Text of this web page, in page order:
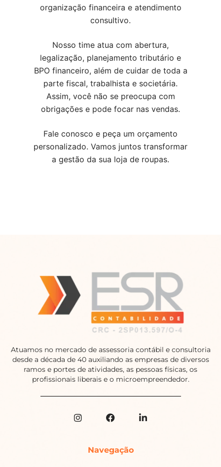
organização financeira e atendimento
consultivo.
Nosso time atua com abertura,
legalização, planejamento tributário e
BPO financeiro, além de cuidar de toda a
parte fiscal, trabalhista e societária.
Assim, você não se preocupa com
obrigações e pode focar nas vendas.
Fale conosco e peça um orçamento
personalizado. Vamos juntos transformar
a gestão da sua loja de roupas.
Atuamos no mercado de assessoria contábil e consultoria
desde a década de 40 auxiliando as empresas de diversos
ramos e portes de atividades, as pessoas físicas, os
profissionais liberais e o microempreendedor.
Navegação